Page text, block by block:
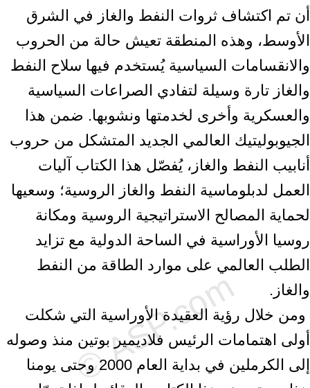
أن تم اكتشاف ثروات النفط والغاز في الشرق
الأوسط، وهذه ‏المنطقة تعيش حالة من الحروب
والانقسامات السياسية يُستخدم فيها سلاح النفط
والغاز ‏تارة وسيلة لتفادي الصراعات السياسية
والعسكرية وأخرى لخدمتها ونشوبها. ضمن هذا
‏الجيوبوليتيك العالمي الجديد المتشكل من حروب
أنابيب النفط والغاز، يُفصّل هذا الكتاب ‏آليات
العمل لدبلوماسية النفط والغاز الروسية؛ وسعيها
لحماية المصالح الاستراتيجية ‏الروسية ومكانة
روسيا الأوراسية في الساحة الدولية مع تزايد
الطلب العالمي على موارد ‏الطاقة من النفط
والغاز.
‏ ومن خلال رؤية العقيدة الأوراسية التي شكلت
أولى اهتمامات الرئيس فلاديمير بوتين ‏منذ وصوله
إلى الكرملين في بداية العام 2000 وحتى يومنا